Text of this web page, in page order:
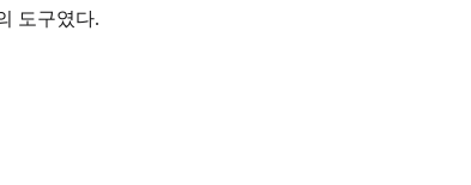
도구였다.